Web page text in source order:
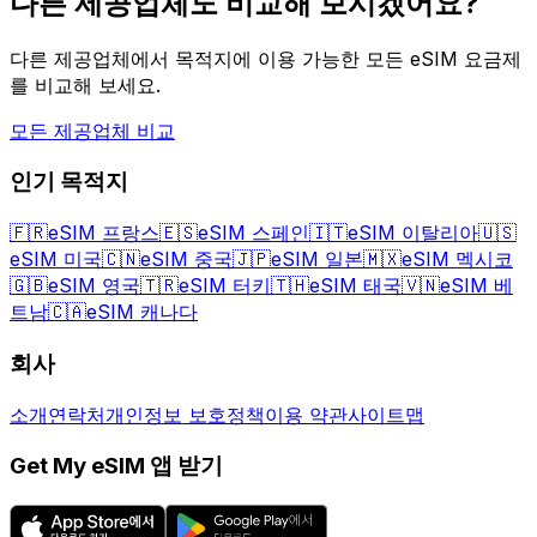
다른 제공업체에서 목적지에 이용 가능한 모든 eSIM 요금제
를 비교해 보세요.
모든 제공업체 비교
인기 목적지
🇫🇷eSIM 프랑스🇪🇸eSIM 스페인🇮🇹eSIM 이탈리아🇺🇸
eSIM 미국🇨🇳eSIM 중국🇯🇵eSIM 일본🇲🇽eSIM 멕시코
🇬🇧eSIM 영국🇹🇷eSIM 터키🇹🇭eSIM 태국🇻🇳eSIM 베
트남🇨🇦eSIM 캐나다
회사
소개연락처개인정보 보호정책이용 약관사이트맵
Get My eSIM 앱 받기